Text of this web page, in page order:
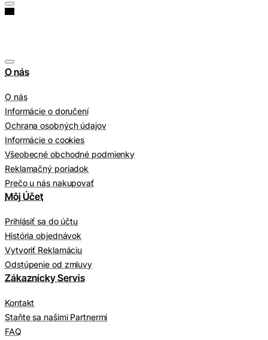
O nás
O nás
Informácie o doručení
Ochrana osobných údajov
Informácie o cookies
Všeobecné obchodné podmienky
Reklamačný poriadok
Prečo u nás nakupovať
Môj Účet
Prihlásiť sa do účtu
História objednávok
Vytvoriť Reklamáciu
Odstúpenie od zmluvy
Zákaznícky Servis
Kontakt
Staňte sa našimi Partnermi
FAQ